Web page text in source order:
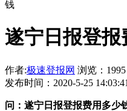
钱
遂宁日报登
作者:极速登报网 浏览：1995
发布时间：2020-5-25 14:03:41
问：遂宁日报登报费用多少